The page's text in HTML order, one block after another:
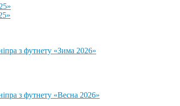
з футнету «Зима 2026»
з футнету «Весна 2026»